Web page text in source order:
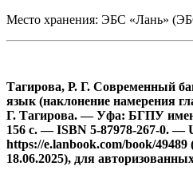
Место хранения: ЭБС «Лань»
Тагирова, Р. Г. Современный
язык (наклонение намерения
Г. Тагирова. — Уфа: БГПУ
156 с. — ISBN 5-87978-267-0. —
https://e.lanbook.com/book/
18.06.2025), для